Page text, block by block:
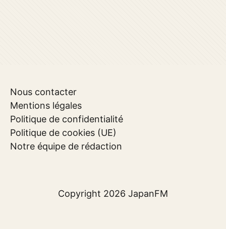
Nous contacter
Mentions légales
Politique de confidentialité
Politique de cookies (UE)
Notre équipe de rédaction
Copyright 2026 JapanFM